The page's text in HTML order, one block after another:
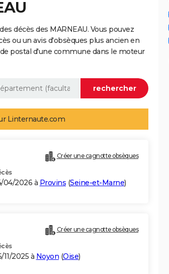
décès des MARNEAU. Vous pouvez
ou un avis d'obsèques plus ancien en
postal d'une commune dans le moteur
Linternaute.com
Créer une cagnotte obsèques
04/2026 à Provins (Seine-et-Marne)
Créer une cagnotte obsèques
11/2025 à Noyon (Oise)